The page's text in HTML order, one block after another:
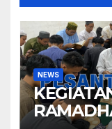
NEWS